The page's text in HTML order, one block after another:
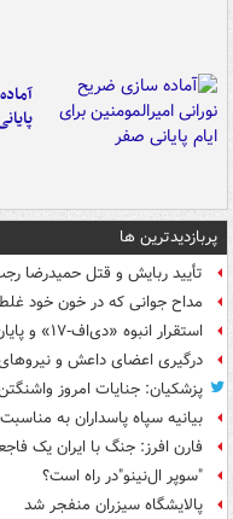
پربازدیدترین ها
تأیید ربایش و قتل حمیدرضا
مداح جوانی که در خون خود
استقرار انبوه «دی‌اف‑۱۷» و پایان عصر پدافند آمریکا +عکس
درگیری اعضای داعش و
پزشکیان: جنایات امروز
بیانیه سپاه پاسداران به
فارن افرز: جنگ با ایران یک
"سوپر ال‌نینو"در راه است؟
پالایشگاه سیزران منفجر شد